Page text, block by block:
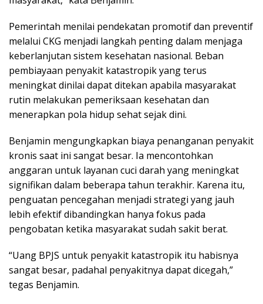
Pemerintah menilai pendekatan promotif dan preventif
melalui CKG menjadi langkah penting dalam menjaga
keberlanjutan sistem kesehatan nasional. Beban
pembiayaan penyakit katastropik yang terus
meningkat dinilai dapat ditekan apabila masyarakat
rutin melakukan pemeriksaan kesehatan dan
menerapkan pola hidup sehat sejak dini.
Benjamin mengungkapkan biaya penanganan penyakit
kronis saat ini sangat besar. Ia mencontohkan
anggaran untuk layanan cuci darah yang meningkat
signifikan dalam beberapa tahun terakhir. Karena itu,
penguatan pencegahan menjadi strategi yang jauh
lebih efektif dibandingkan hanya fokus pada
pengobatan ketika masyarakat sudah sakit berat.
“Uang BPJS untuk penyakit katastropik itu habisnya
sangat besar, padahal penyakitnya dapat dicegah,”
tegas Benjamin.